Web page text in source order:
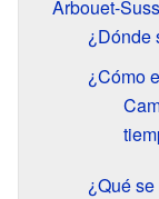
Arbouet-
¿Dónde
¿Cómo
¿Qué